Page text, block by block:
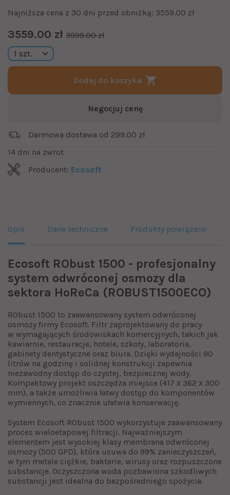
Najniższa cena z 30 dni przed obniżką: 3559.00 zł
3559.00 zł 3999.00 zł
Dodaj do koszyka
Negocjuj cenę
Darmowa dostawa od 299.00 zł
14 dni na zwrot
Producent: Ecosoft
Opis Dane techniczne Produkty powiązane
Ecosoft RObust 1500 - profesjonalny
system odwróconej osmozy dla
sektora HoReCa (ROBUST1500ECO)
RObust 1500 to zaawansowany system odwróconej
osmozy firmy Ecosoft. Filtr zaprojektowany do pracy
w wymagających środowiskach komercyjnych, takich jak
kawiarnie, restauracje, hotele, szkoły, laboratoria,
gabinety dentystyczne oraz biura. Dzięki wydajności 90
litrów na godzinę i solidnej konstrukcji zapewnia
niezawodny dostęp do czystej, bezpiecznej wody.
Kompaktowy projekt oszczędza miejsce (417 х 362 х 300
mm), a także umożliwia łatwy dostęp do komponentów
wymiennych, co znacznie ułatwia konserwację.
System Ecosoft RObust 1500 wykorzystuje zaawansowany
proces wieloetapowej filtracji. Najważniejszym
elementem jest wysokiej klasy membrana odwróconej
osmozy (500 GPD), która usuwa do 99% zanieczyszczeń,
w tym metale ciężkie, bakterie, wirusy oraz rozpuszczone
substancje. Oczyszczona woda pozbawiona szkodliwych
substancji jest idealna do bezpośredniego spożycia.